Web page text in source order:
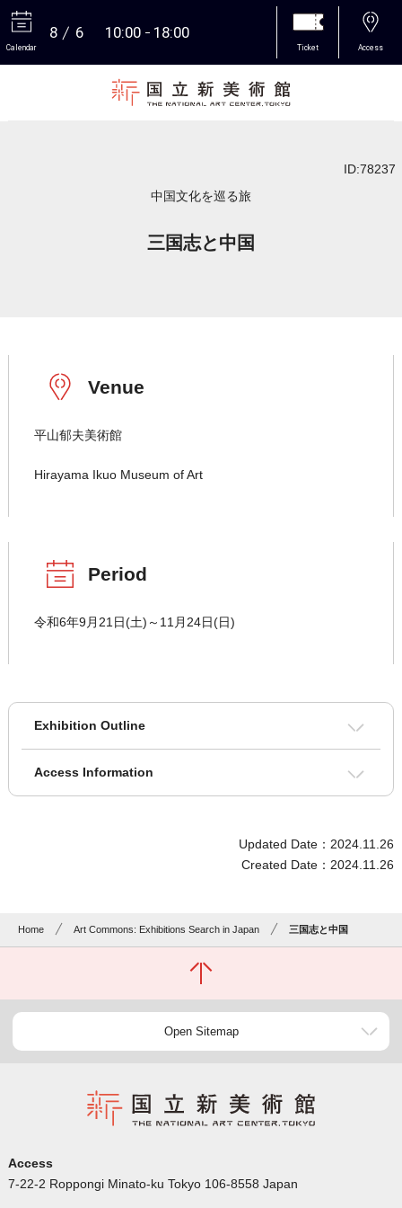
Calendar
8 6 10:00 18:00
Ticket Access
ID:78237
中国文化を巡る旅
三国志と中国
Venue
平山郁夫美術館
Hirayama Ikuo Museum of Art
Period
令和6年9月21日(土)～11月24日(日)
Exhibition Outline
Access Information
Updated Date：2024.11.26
Created Date：2024.11.26
Home Art Commons: Exhibitions Search in Japan 三国志と中国
Open Sitemap
Access
7-22-2 Roppongi Minato-ku Tokyo 106-8558 Japan